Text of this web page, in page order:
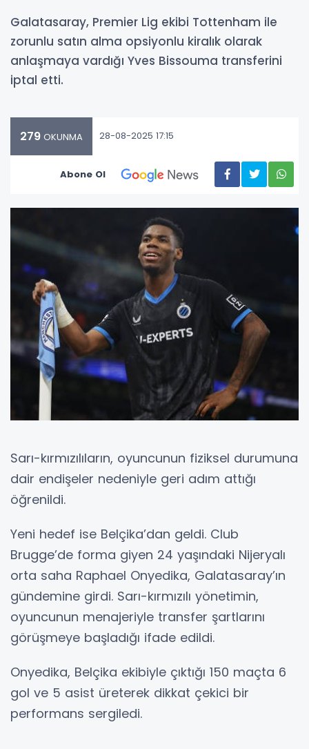
Galatasaray, Premier Lig ekibi Tottenham ile
zorunlu satın alma opsiyonlu kiralık olarak
anlaşmaya vardığı Yves Bissouma transferini
iptal etti.
279 OKUNMA 28-08-2025 17:15
Abone Ol
Sarı-kırmızılıların, oyuncunun fiziksel durumuna
dair endişeler nedeniyle geri adım attığı
öğrenildi.
Yeni hedef ise Belçika’dan geldi. Club
Brugge’de forma giyen 24 yaşındaki Nijeryalı
orta saha Raphael Onyedika, Galatasaray’ın
gündemine girdi. Sarı-kırmızılı yönetimin,
oyuncunun menajeriyle transfer şartlarını
görüşmeye başladığı ifade edildi.
Onyedika, Belçika ekibiyle çıktığı 150 maçta 6
gol ve 5 asist üreterek dikkat çekici bir
performans sergiledi.